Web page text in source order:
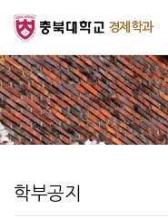
경제학과
학부공지